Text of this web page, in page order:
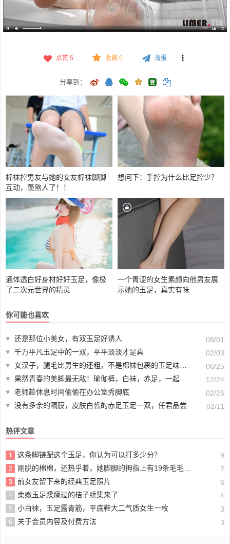
点赞 5 收藏 0 海报
分享到：
棉袜控男友与她的女友棉袜脚脚
互动，羡煞人了！！
想问下：手控为什么比足控少？
通体透白好身材好好玉足，像极
了二次元世界的精灵
一个青涩的女生素颜向他男友展
示她的玉足，真实有味
你可能也喜欢
♥ 还是那位小美女，有双玉足好诱人
08/01
♥ 千万平凡玉足中的一双，平平淡淡才是真
02/03
♥ 女汉子，腿毛比男生的还粗，不是棉袜包裹的玉足味重不重
06/25
♥ 果然青春的美脚最无敌！瑜伽裤，白袜，赤足，一起来欣赏
12/24
♥ 老师趁休息时间偷偷在办公室秀脚底
02/26
♥ 没有多余的隔膜，皮肤白皙的赤足玉足一双，任君品尝 02/11
热评文章
1 这条脚链配这个玉足，你认为可以打多少分？ 9
2 刚脱的棉棉，还热乎着，她脚脚的拇指上有19条毛毛，不信你数数 7
3 前女友留下来的经典玉足照片 6
4 柔嫩玉足蹂躏过的桔子续集来了 4
5 小白袜，玉足露青筋，平底鞋大二气质女生一枚 3
6 关于会员内容及付费方法 3